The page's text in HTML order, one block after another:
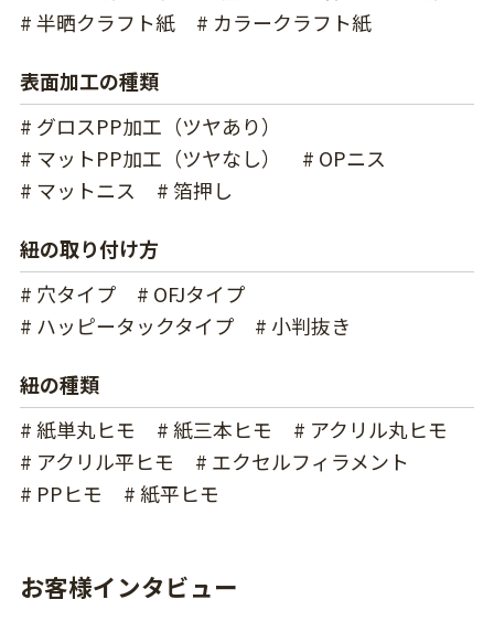
# 半晒クラフト紙
# カラークラフト紙
表面加工の種類
# グロスPP加工（ツヤあり）
# マットPP加工（ツヤなし）
# OPニス
# マットニス
# 箔押し
紐の取り付け方
# 穴タイプ
# OFJタイプ
# ハッピータックタイプ
# 小判抜き
紐の種類
# 紙単丸ヒモ
# 紙三本ヒモ
# アクリル丸ヒモ
# アクリル平ヒモ
# エクセルフィラメント
# PPヒモ
# 紙平ヒモ
お客様インタビュー